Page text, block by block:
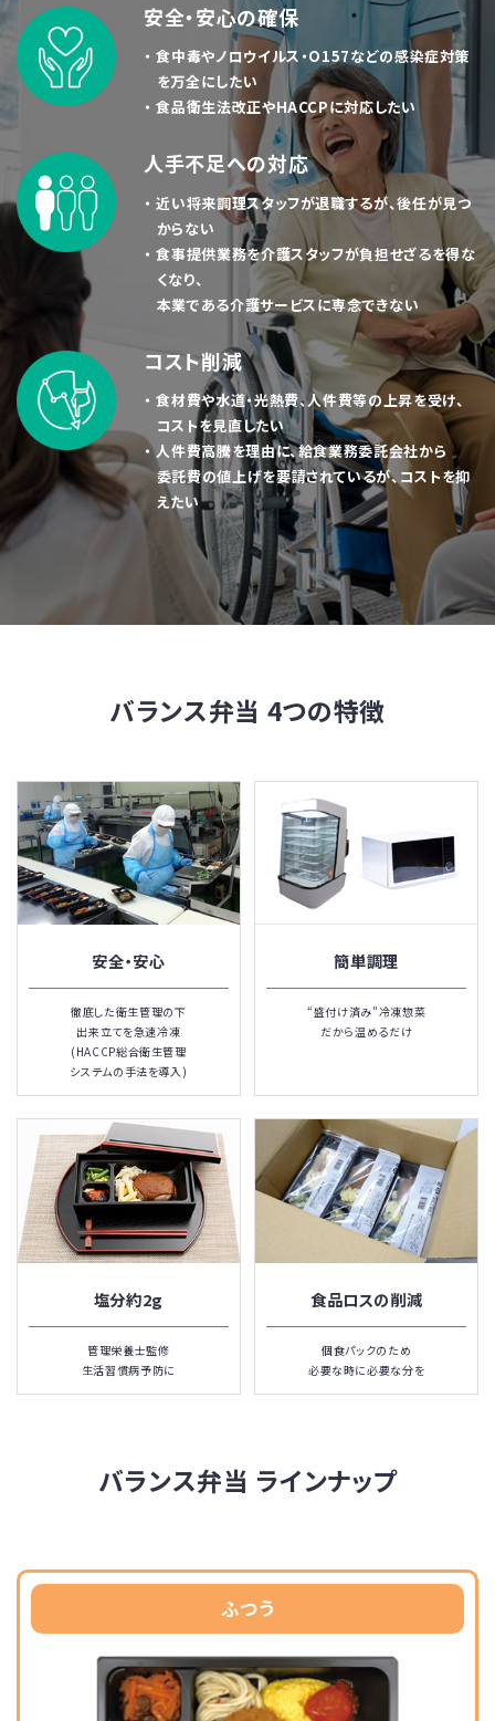
・2025年2月3日 バランス弁当カタログを更新しました
・2025年1月15日 アレルゲン一覧 更新のお知らせ
商品リニューアルに伴い、アレルゲン一覧を更新しまし
た。
・2024年12月23日 無洗米カルローズ販売休止のお知
全国的な米不足を受け、輸入米の需給もひっ迫しており
無洗米カルローズの調達が困難となりました。
つきましては、2025年1月31日納品をもって無洗米カル
ローズの販売を休止させていただきます。
ご迷惑をおかけいたしますが、ご理解の程よろしくお願い
いたします。
・2024年9月27日 バランス弁当カタログを更新しました
ン一覧を更新しました。
・2024年8月26日 パックごはん ご注文受付休止のお知
らせ
全国的な米不足を受け、弊社取扱い商品のパックごはん
ご迷惑をおかけいたしますが、ご理解の程よろしくお願い
いたします。
安全・安心の確保
・ 食中毒やノロウイルス・O157などの感染症対策
を万全にしたい
・ 食品衛生法改正やHACCPに対応したい
人手不足への対応
・ 近い将来調理スタッフが退職するが、後任が見つ
からない
・ 食事提供業務を介護スタッフが負担せざるを得な
くなり、
本業である介護サービスに専念できない
コスト削減
・ 食材費や水道・光熱費、人件費等の上昇を受け、
コストを見直したい
・ 人件費高騰を理由に、給食業務委託会社から
委託費の値上げを要請されているが、コストを抑
えたい
バランス弁当 4つの特徴
安全・安心
徹底した衛生管理の下
出来立てを急速冷凍
(HACCP総合衛生管理
システムの手法を導入)
簡単調理
“盛付け済み”冷凍惣菜
だから温めるだけ
塩分約2g
管理栄養士監修
生活習慣病予防に
食品ロスの削減
個食パックのため
必要な時に必要な分を
バランス弁当 ラインナップ
ふつう